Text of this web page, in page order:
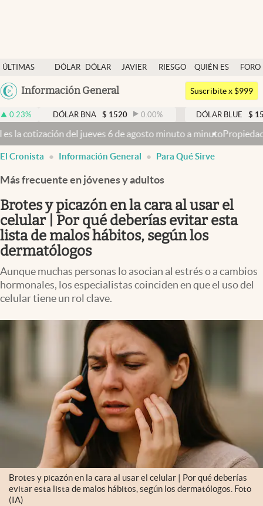
ÚLTIMAS
NOTICIAS
DÓLAR
DÓLAR
JAVIER
RIESGO
QUIÉN ES
QUIÉN
FORO
Argentina
México
USA
Información General
Dólar
Members
Economía y Política
Finanzas y Mercados
Mercados Online
Negocios
Columnistas
Otras secciones
Apertura
Infotechnology
Clase
Mediakit
abre en nueva pestaña
Argentina
Suscribite x $999
DÓLAR BNA $ 1520 0.00% DÓLAR BLUE $ 1530 -
6 de agosto minuto a minutoPropiedad privada: mientras el
El Cronista Información General Para Qué Sirve
Más frecuente en jóvenes y adultos
Brotes y picazón en la cara al usar el
celular | Por qué deberías evitar esta
lista de malos hábitos, según los
dermatólogos
Aunque muchas personas lo asocian al estrés o a cambios
hormonales, los especialistas coinciden en que el uso del
celular tiene un rol clave.
Brotes y picazón en la cara al usar el celular | Por qué deberías
evitar esta lista de malos hábitos, según los dermatólogos. Foto
(IA)